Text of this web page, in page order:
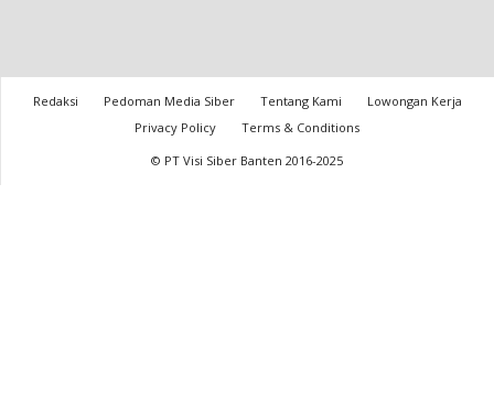
Redaksi Pedoman Media Siber Tentang Kami
Lowongan Kerja
Privacy Policy
Terms & Conditions
© PT Visi Siber Banten 2016-2025